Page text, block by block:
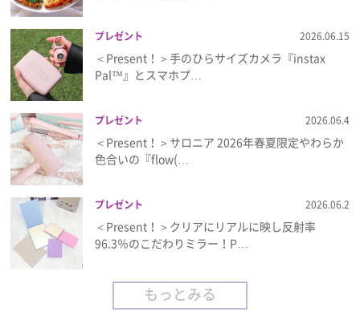
プレゼント 2026.06.15
＜Present！＞手のひらサイズカメラ『instax
Pal™』とスマホプ…
プレゼント 2026.06.4
＜Present！＞サロニア 2026年春夏限定やわらか
色合いの『flow(…
プレゼント 2026.06.2
＜Present！＞クリアにリアルに映し反射率
96.3％のこだわりミラー！P…
もっとみる